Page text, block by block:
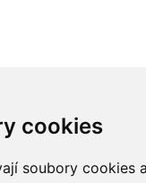
cookies
soubory cookies